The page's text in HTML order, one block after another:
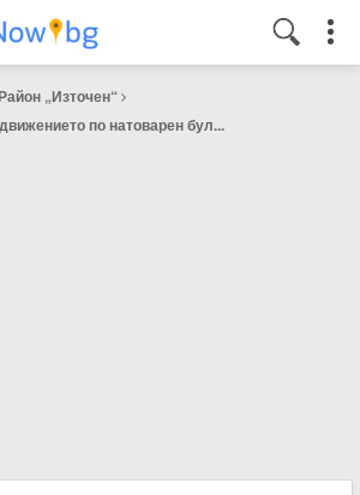
„Източен“
по натоварен бул...